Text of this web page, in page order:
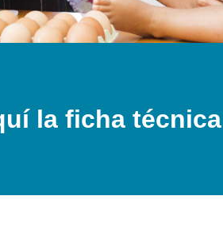
la ficha técnica